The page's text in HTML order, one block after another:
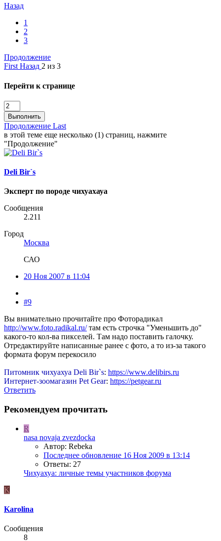
Назад
1
2
3
Продолжение
First Назад 2 из 3
Перейти к странице
Выполнить
Продолжение Last
в этой теме еще несколько (1) страниц, нажмите
"Продолжение"
Deli Bir`s
Эксперт по породе чихуахауа
Сообщения
2.211
Город
Москва
САО
20 Ноя 2007 в 11:04
#9
Вы внимательно прочитайте про Фоторадикал
http://www.foto.radikal.ru/там есть строчка "Уменьшить до"
какого-то кол-ва пикселей. Там надо поставить галочку.
Отредактируйте написанные ранее с фото, а то из-за такого
формата форум перекосило
Питомник чихуахуа Deli Bir`s: https://www.delibirs.ru
Интернет-зоомагазин Pet Gear: https://petgear.ru
Ответить
Рекомендуем прочитать
R
nasa novaja zvezdocka
Автор: Rebeka
Последнее обновление 16 Ноя 2009 в 13:14
Ответы: 27
Чихуахуа: личные темы участников форума
K
Karolina
Сообщения
8